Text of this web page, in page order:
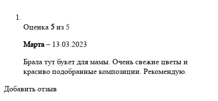
Оценка 5 из 5
Марта – 13.03.2023
Брала тут букет для мамы. Очень свежие цветы и
красиво подобранные композиции. Рекомендую.
Добавить отзыв